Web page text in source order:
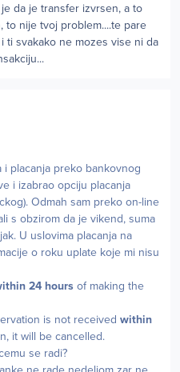
da je transfer izvrsen, a to
to nije tvoj problem....te pare
ti svakako ne mozes vise ni da
i placanja preko bankovnog
i izabrao opciju placanja
Odmah sam preko on-line
s obzirom da je vikend, suma
U uslovima placanja na
o roku uplate koje mi nisu
24 hours of making the
is not received within
it will be cancelled.
se radi?